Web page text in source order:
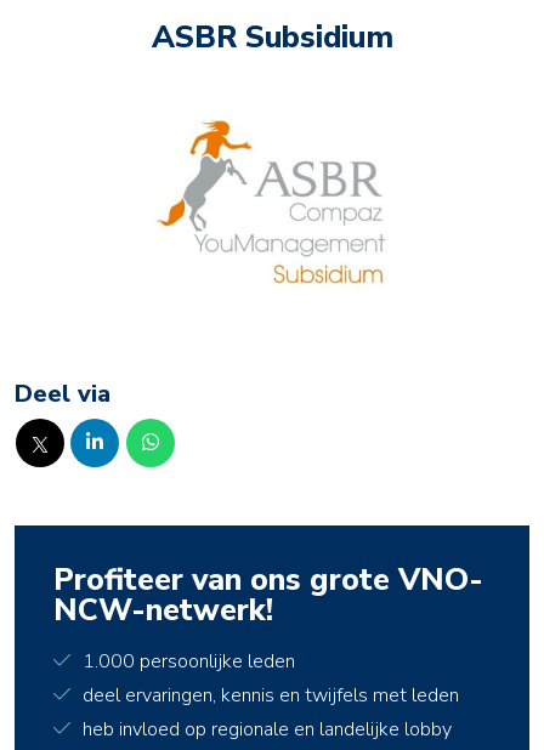
ASBR Subsidium
Deel via
Profiteer van ons grote VNO-
NCW-netwerk!
1.000 persoonlijke leden
deel ervaringen, kennis en twijfels met leden
heb invloed op regionale en landelijke lobby